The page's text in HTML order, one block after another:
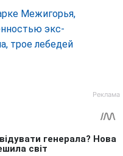
Межигорья,
экс-
трое лебедей